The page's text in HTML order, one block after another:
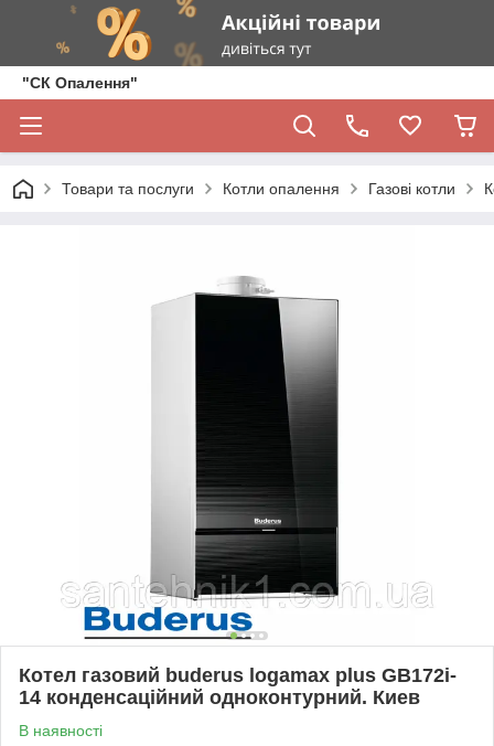
"СК Опалення"
Товари та послуги Котли опалення Газові котли
Котел газовий buderus logamax plus GB172i-
14 конденсаційний одноконтурний. Киев
В наявності